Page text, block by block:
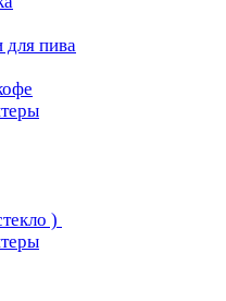
для пива
)